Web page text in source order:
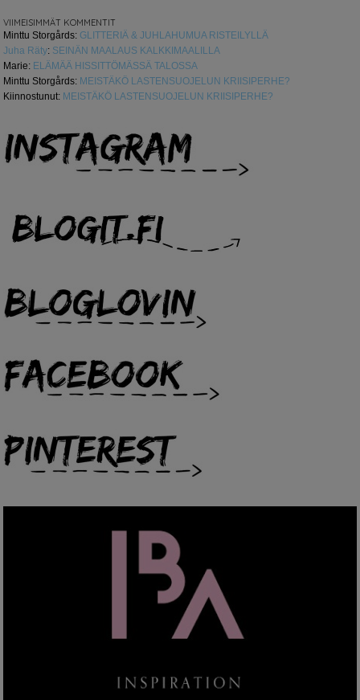
VIIMEISIMMÄT KOMMENTIT
Minttu Storgårds: GLITTERIÄ & JUHLAHUMUA RISTEILYLLÄ
Juha Räty: SEINÄN MAALAUS KALKKIMAALILLA
Marie: ELÄMÄÄ HISSITTÖMÄSSÄ TALOSSA
Minttu Storgårds: MEISTÄKÖ LASTENSUOJELUN KRIISIPERHE?
Kiinnostunut: MEISTÄKÖ LASTENSUOJELUN KRIISIPERHE?